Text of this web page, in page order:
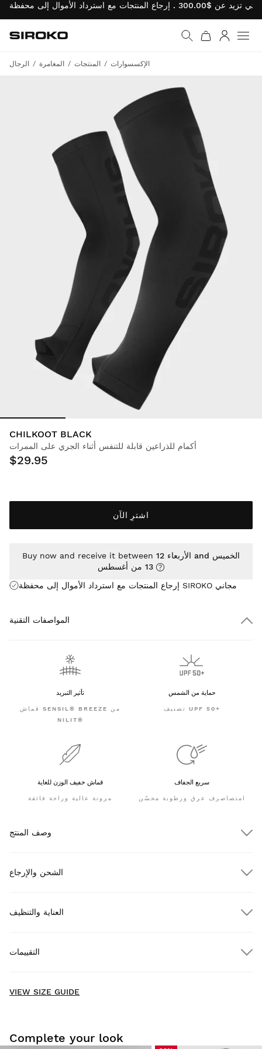
إلى الصفحة الرئيسية
Siroko.com
الرجال المغامرة المنتجات الإكسسوارات
CHILKOOT BLACK
أكمام للذراعين قابلة للتنفس أثناء الجري على الممرات
$29.95
اشترِ الآن
إرجاع المنتجات مع استرداد الأموال إلى محفظة SIROKO مجاني
Buy now and receive it between الأربعاء 12 and الخميس
13 من أغسطس
المواصفات التقنية
تأثير التبريد
قماش SENSIL® BREEZE من
NILIT®
حماية من الشمس
تصنيف UPF 50+
قماش خفيف الوزن للغاية
مرونة عالية وراحة فائقة
سريع الجفاف
امتصاصرف عرق ورطوبة محسّن
وصف المنتج
الشحن والإرجاع
توصيل للمنازل مجاناً
العناية والتنظيف
التقييمات
VIEW SIZE GUIDE
Complete your look